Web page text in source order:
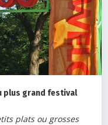
plus grand festival
plats ou grosses